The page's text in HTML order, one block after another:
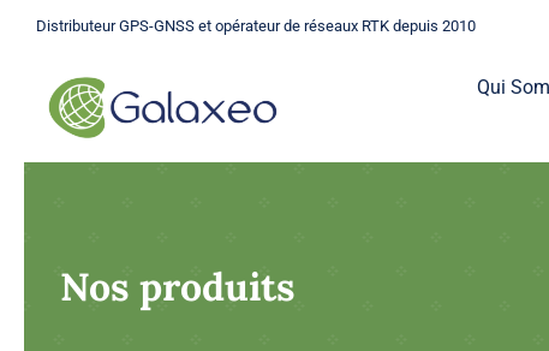
Passer
contenu
Distributeur GPS-GNSS et opérateur de réseaux RTK depuis 2010
Qui
Nos produits